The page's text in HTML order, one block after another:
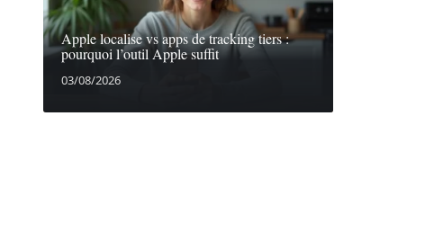
Apple localise vs apps de tracking tiers :
pourquoi l’outil Apple suffit
03/08/2026